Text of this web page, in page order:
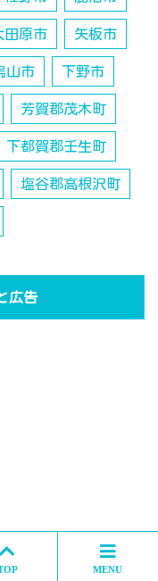
田原市 矢板市
山市 下野市
芳賀郡茂木町
下都賀郡壬生町
塩谷郡高根沢町
広告
MENU